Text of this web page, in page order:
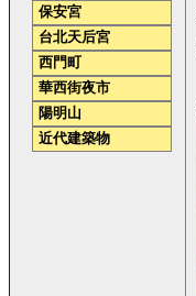
保安宮
台北天后宮
西門町
華西街夜市
陽明山
近代建築物